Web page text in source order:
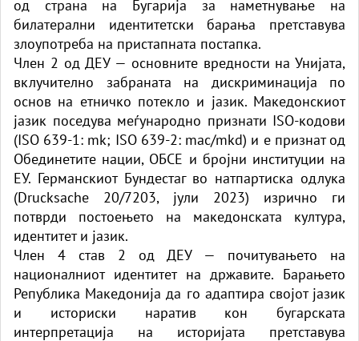
од страна на Бугарија за наметнување на
билатерални идентитетски барања претставува
злоупотреба на пристапната постапка.
Член 2 од ДЕУ — основните вредности на Унијата,
вклучително забраната на дискриминација по
основ на етничко потекло и јазик. Македонскиот
јазик поседува меѓународно признати ISO-кодови
(ISO 639-1: mk; ISO 639-2: mac/mkd) и е признат од
Обединетите нации, ОБСЕ и бројни институции на
ЕУ. Германскиот Бундестаг во натпартиска одлука
(Drucksache 20/7203, јули 2023) изрично ги
потврди постоењето на македонската култура,
идентитет и јазик.
Член 4 став 2 од ДЕУ — почитувањето на
националниот идентитет на државите. Барањето
Република Македонија да го адаптира својот јазик
и историски наратив кон бугарската
интерпретација на историјата претставува